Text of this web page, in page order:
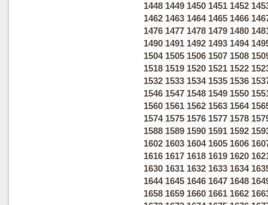
1448 1449 1450 1451 1452
1462 1463 1464 1465 1466
1476 1477 1478 1479 1480
1490 1491 1492 1493 1494
1504 1505 1506 1507 1508
1518 1519 1520 1521 1522
1532 1533 1534 1535 1536
1546 1547 1548 1549 1550
1560 1561 1562 1563 1564
1574 1575 1576 1577 1578
1588 1589 1590 1591 1592
1602 1603 1604 1605 1606
1616 1617 1618 1619 1620
1630 1631 1632 1633 1634
1644 1645 1646 1647 1648
1658 1659 1660 1661 1662